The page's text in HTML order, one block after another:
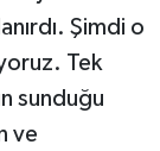
Şimdi o
Tek
sunduğu
ve